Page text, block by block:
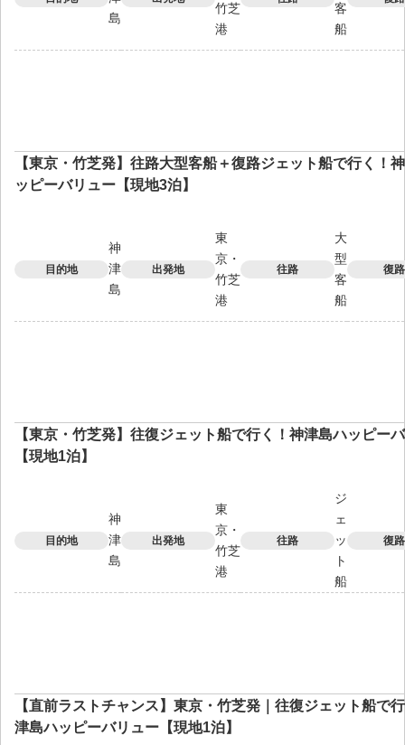
島
竹芝
港
客
船
【東京・竹芝発】往路大型客船＋復路ジェット船で行く！
ッピーバリュー【現地3泊】
目的地
神
津
島
出発地
東
京・
竹芝
港
往路
大
型
客
船
復路
【東京・竹芝発】往復ジェット船で行く！神津島ハッピー
【現地1泊】
目的地
神
津
島
出発地
東
京・
竹芝
港
往路
ジ
ェ
ッ
ト
船
復路
【直前ラストチャンス】東京・竹芝発｜往復ジェット船で
津島ハッピーバリュー【現地1泊】